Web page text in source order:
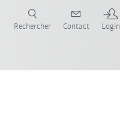
Rechercher Contact Login